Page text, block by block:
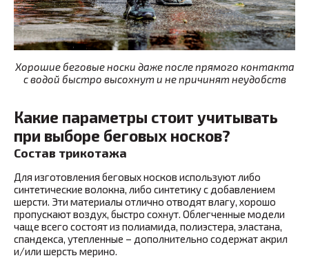
Хорошие беговые носки даже после прямого контакта
с водой быстро высохнут и не причинят неудобств
Какие параметры стоит учитывать
при выборе беговых носков?
Состав трикотажа
Для изготовления беговых носков используют либо
синтетические волокна, либо синтетику с добавлением
шерсти. Эти материалы отлично отводят влагу, хорошо
пропускают воздух, быстро сохнут. Облегченные модели
чаще всего состоят из полиамида, полиэстера, эластана,
спандекса, утепленные – дополнительно содержат акрил
и/или шерсть мерино.